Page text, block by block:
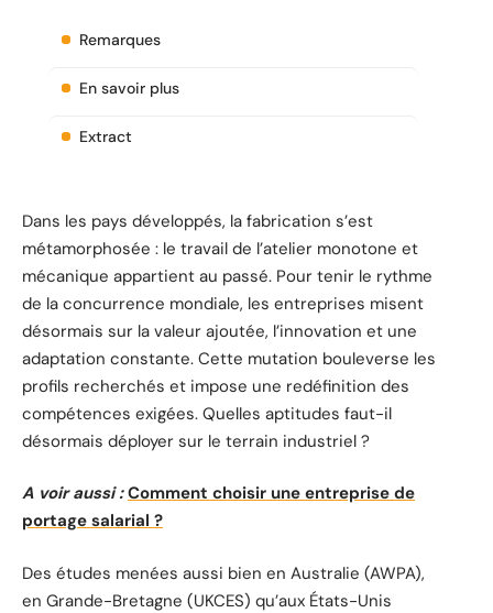
Remarques
En savoir plus
Extract
Dans les pays développés, la fabrication s’est
métamorphosée : le travail de l’atelier monotone et
mécanique appartient au passé. Pour tenir le rythme
de la concurrence mondiale, les entreprises misent
désormais sur la valeur ajoutée, l’innovation et une
adaptation constante. Cette mutation bouleverse les
profils recherchés et impose une redéfinition des
compétences exigées. Quelles aptitudes faut-il
désormais déployer sur le terrain industriel ?
A voir aussi : Comment choisir une entreprise de
portage salarial ?
Des études menées aussi bien en Australie (AWPA),
en Grande-Bretagne (UKCES) qu’aux États-Unis